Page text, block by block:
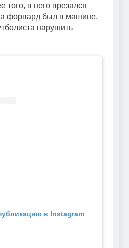
того, в него врезался
форвард был в машине,
нарушить
в Instagram